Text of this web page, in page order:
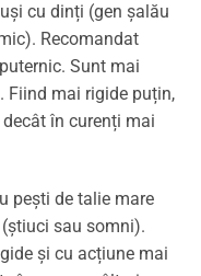
cu dinți (gen șalău
Recomandat
Sunt mai
Fiind mai rigide puțin,
în curenți mai
pești de talie mare
sau somni).
și cu acțiune mai